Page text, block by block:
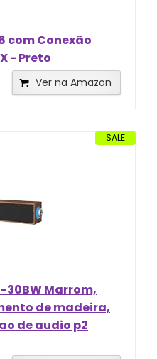
com Conexão
- Preto
Ver na Amazon
SALE
30BW Marrom,
de madeira,
de audio p2